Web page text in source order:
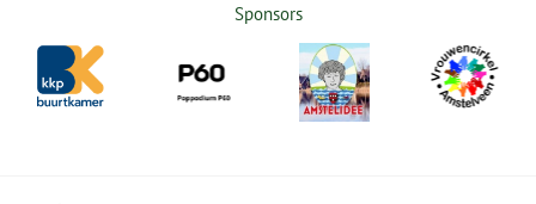
Sponsors